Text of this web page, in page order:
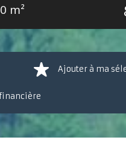
m²
Ajouter à ma